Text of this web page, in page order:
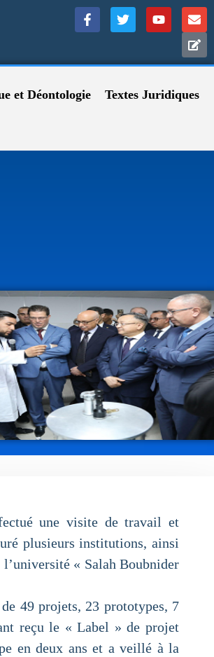
et Déontologie
Textes Juridiques
une visite de travail et
plusieurs institutions, ainsi
« Salah Boubnider
49 projets, 23 prototypes, 7
reçu le « Label » de projet
en deux ans et a veillé à la